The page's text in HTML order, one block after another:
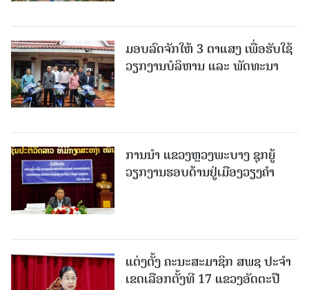
ມອບລົດຈັກໃຫ້ 3 ຕາແສງ ເພື່ອຮັບໃຊ້
ວຽກງານບໍລິຫານ ແລະ ພັດທະນາ
ການນຳ ແຂວງຫຼວງພະບາງ ຊຸກຍູ້
ວຽກງານຮອບດ້ານຢູ່ເມືອງວຽງຄໍາ
ແຕ່ງຕັ້ງ ຄະນະສະມາຊິກ ສພຊ ປະຈຳ
ເຂດເລືອກຕັ້ງທີ 17 ແຂວງອັດຕະປື